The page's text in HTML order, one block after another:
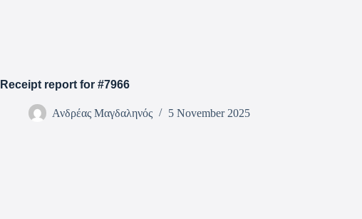
Receipt report for #7966
Ανδρέας Μαγδαληνός 5 November 2025